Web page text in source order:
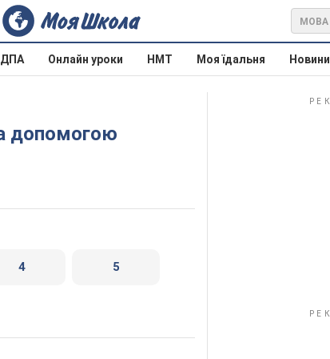
МОВА
ДПА Онлайн уроки НМТ Моя їдальня Новини
4 5